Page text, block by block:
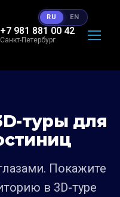
+7 981 881 00 42
Санкт-Петербург
туры для
Покажите
в 3D-туре
RU EN